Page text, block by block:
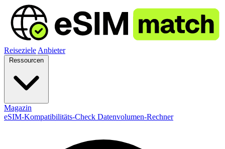
Reiseziele Anbieter
Magazin
eSIM-Kompatibilitäts-Check Datenvolumen-Rechner